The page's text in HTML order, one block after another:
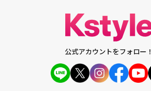
公式アカウントをフォロー！